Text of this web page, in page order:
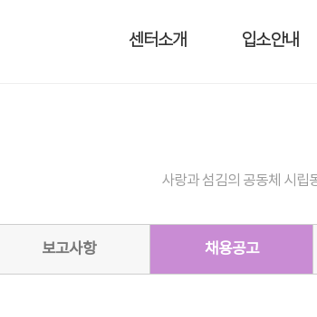
센터소개 입소안내
사랑과 섬김의 공동체 시립
보고사항 채용공고